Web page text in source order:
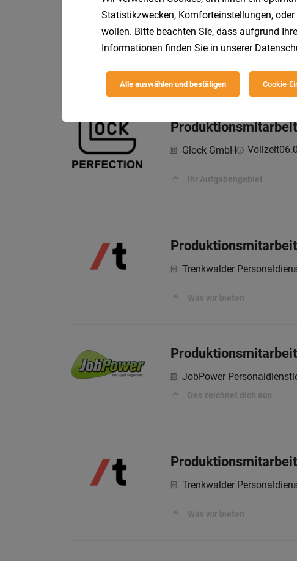
Werkstättenleiter
ISG
Glock GmbH Vollzeit
Ihr Aufgabengebiet
Trenkwalder
Was wir bieten
JobPower
Das zeichnet dich aus
Trenkwalder
Was wir bieten
Statistikzwecken, Komforteinstellungen,
wollen. Bitte beachten Sie, dass aufgrund
Informationen finden Sie in unserer
Alle auswählen und bestätigen Cookie-